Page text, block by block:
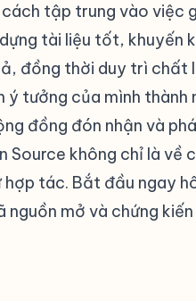
tập trung vào việc
tài liệu tốt, khuyến
đồng thời duy trì chất
tưởng của mình thành
đồng đón nhận và
Source không chỉ là về
hợp tác. Bắt đầu ngay
mở và chứng